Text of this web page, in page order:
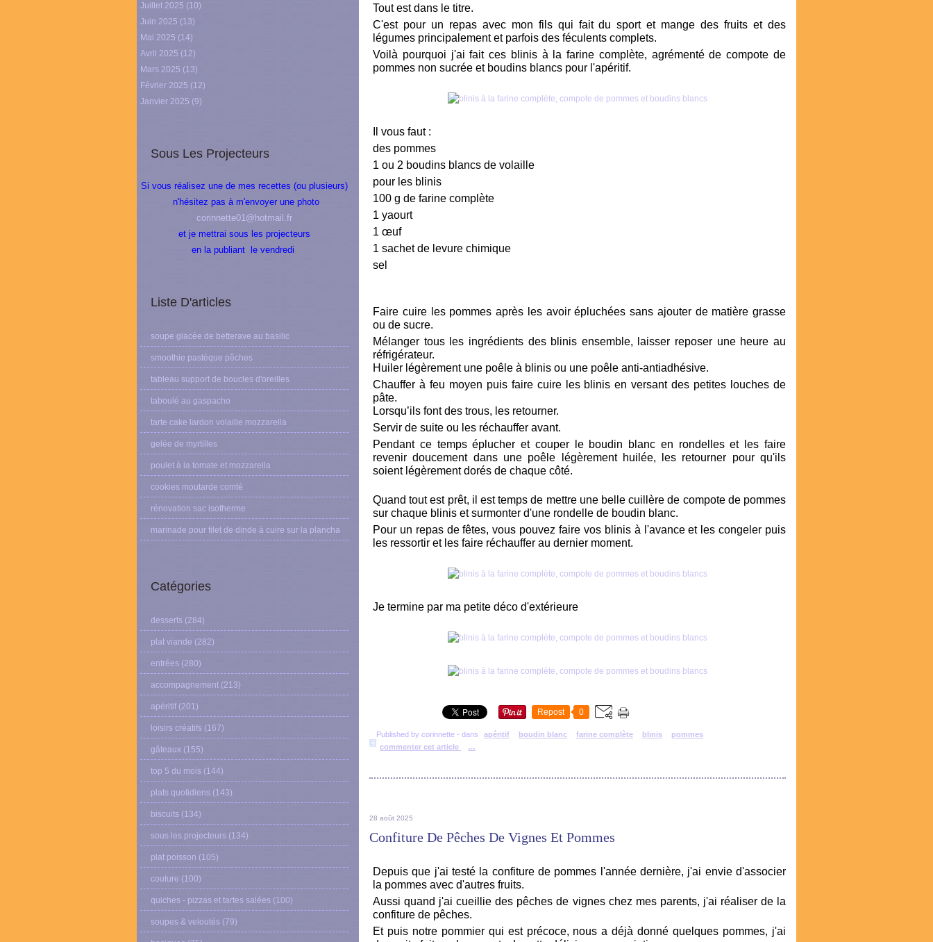
Juillet 2025 (10)
Juin 2025 (13)
Mai 2025 (14)
Avril 2025 (12)
Mars 2025 (13)
Février 2025 (12)
Janvier 2025 (9)
Sous Les Projecteurs
Si vous réalisez une de mes recettes (ou plusieurs)
n'hésitez pas à m'envoyer une photo
corinnette01@hotmail.fr
et je mettrai sous les projecteurs
en la publiant le vendredi
Liste D'articles
soupe glacée de betterave au basilic
smoothie pastèque pêches
tableau support de boucles d'oreilles
taboulé au gaspacho
tarte cake lardon volaille mozzarella
gelée de myrtilles
poulet à la tomate et mozzarella
cookies moutarde comté
rénovation sac isotherme
marinade pour filet de dinde à cuire sur la plancha
Catégories
desserts (284)
plat viande (282)
entrées (280)
accompagnement (213)
apéritif (201)
loisirs créatifs (167)
gâteaux (155)
top 5 du mois (144)
plats quotidiens (143)
biscuits (134)
sous les projecteurs (134)
plat poisson (105)
couture (100)
quiches - pizzas et tartes salées (100)
soupes & veloutés (79)
Tout est dans le titre.
C'est pour un repas avec mon fils qui fait du sport et mange des fruits et des
légumes principalement et parfois des féculents complets.
Voilà pourquoi j'ai fait ces blinis à la farine complète, agrémenté de compote de
pommes non sucrée et boudins blancs pour l'apéritif.
Il vous faut :
des pommes
1 ou 2 boudins blancs de volaille
pour les blinis
100 g de farine complète
1 yaourt
1 œuf
1 sachet de levure chimique
sel
Faire cuire les pommes après les avoir épluchées sans ajouter de matière grasse
ou de sucre.
Mélanger tous les ingrédients des blinis ensemble, laisser reposer une heure au
réfrigérateur.
Huiler légèrement une poêle à blinis ou une poêle anti-antiadhésive.
Chauffer à feu moyen puis faire cuire les blinis en versant des petites louches de
pâte.
Lorsqu’ils font des trous, les retourner.
Servir de suite ou les réchauffer avant.
Pendant ce temps éplucher et couper le boudin blanc en rondelles et les faire
revenir doucement dans une poêle légèrement huilée, les retourner pour qu'ils
soient légèrement dorés de chaque côté.
Quand tout est prêt, il est temps de mettre une belle cuillère de compote de pommes
sur chaque blinis et surmonter d'une rondelle de boudin blanc.
Pour un repas de fêtes, vous pouvez faire vos blinis à l'avance et les congeler puis
les ressortir et les faire réchauffer au dernier moment.
Je termine par ma petite déco d'extérieure
Repost 0
Published by corinnette - dans apéritif boudin blanc farine complète blinis
pommes
commenter cet article
…
28 août 2025
Confiture De Pêches De Vignes Et Pommes
Depuis que j'ai testé la confiture de pommes l'année dernière, j'ai envie d'associer
la pommes avec d'autres fruits.
Aussi quand j'ai cueillie des pêches de vignes chez mes parents, j'ai réaliser de la
confiture de pêches.
Et puis notre pommier qui est précoce, nous a déjà donné quelques pommes, j'ai